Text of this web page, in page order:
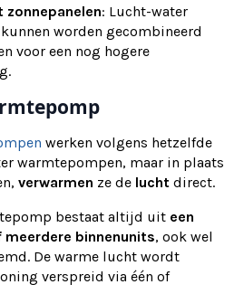
: Lucht-water
worden gecombineerd
voor een nog hogere
werken volgens hetzelfde
warmtepompen, maar in plaats
verwarmen ze de lucht direct.
bestaat altijd uit een
binnenunits, ook wel
De warme lucht wordt
verspreid via één of